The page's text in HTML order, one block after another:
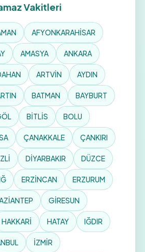
Vakitleri
AFYONKARAHİSAR
AMASYA ANKARA
ARTVİN AYDIN
BATMAN BAYBURT
BİTLİS BOLU
ÇANAKKALE ÇANKIRI
DİYARBAKIR DÜZCE
ERZİNCAN ERZURUM
GİRESUN
HAKKARİ HATAY IĞDIR
İZMİR